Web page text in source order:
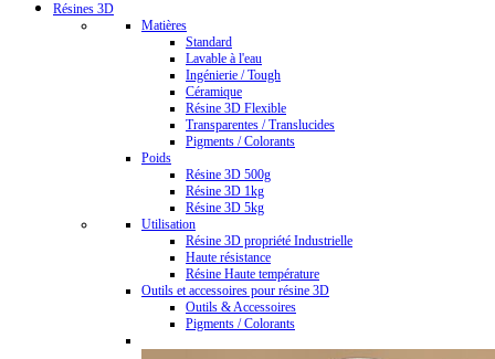
Résines 3D
Matières
Standard
Lavable à l'eau
Ingénierie / Tough
Céramique
Résine 3D Flexible
Transparentes / Translucides
Pigments / Colorants
Poids
Résine 3D 500g
Résine 3D 1kg
Résine 3D 5kg
Utilisation
Résine 3D propriété Industrielle
Haute résistance
Résine Haute température
Outils et accessoires pour résine 3D
Outils & Accessoires
Pigments / Colorants